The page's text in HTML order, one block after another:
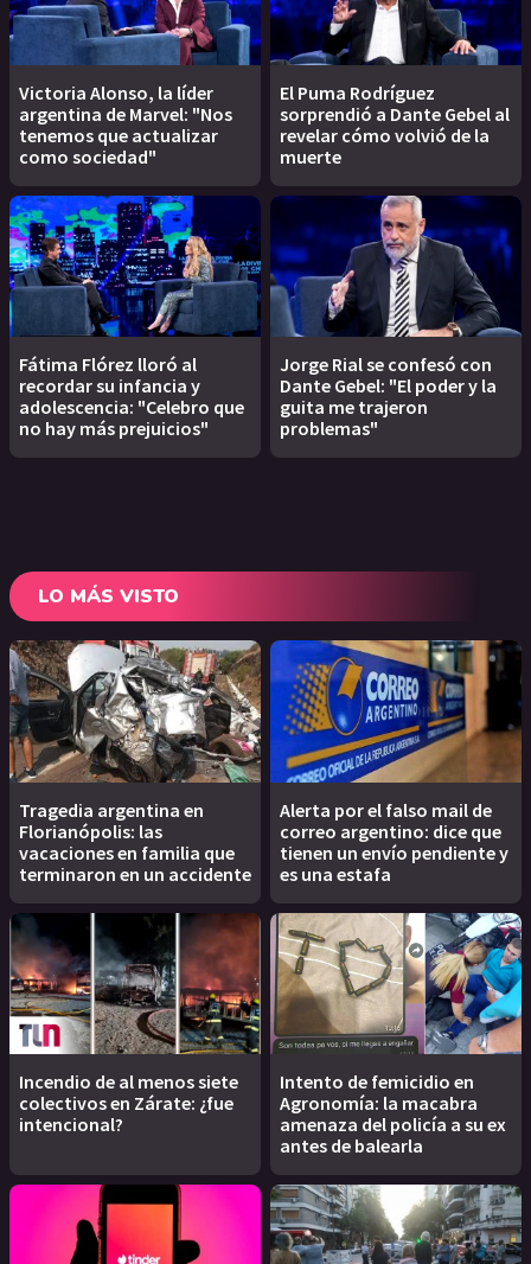
Victoria Alonso, la líder
argentina de Marvel: "Nos
tenemos que actualizar
como sociedad"
El Puma Rodríguez
sorprendió a Dante Gebel al
revelar cómo volvió de la
muerte
Fátima Flórez lloró al
recordar su infancia y
adolescencia: "Celebro que
no hay más prejuicios"
Jorge Rial se confesó con
Dante Gebel: "El poder y la
guita me trajeron
problemas"
LO MÁS VISTO
Tragedia argentina en
Florianópolis: las
vacaciones en familia que
terminaron en un accidente
Alerta por el falso mail de
correo argentino: dice que
tienen un envío pendiente y
es una estafa
Incendio de al menos siete
colectivos en Zárate: ¿fue
intencional?
Intento de femicidio en
Agronomía: la macabra
amenaza del policía a su ex
antes de balearla